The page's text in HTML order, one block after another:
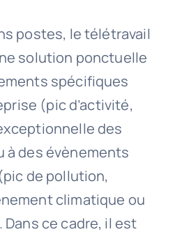
postes, le télétravail
solution ponctuelle
spécifiques
(pic d’activité,
des
à des évènements
de pollution,
climatique ou
ce cadre, il est